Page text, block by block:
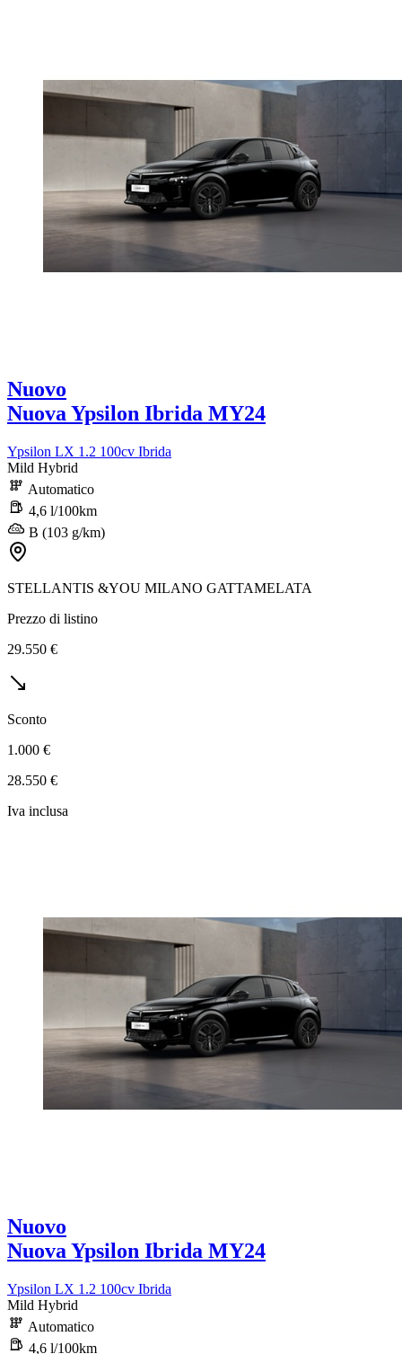
Nuovo
Nuova Ypsilon Ibrida MY24
Ypsilon LX 1.2 100cv Ibrida
Mild Hybrid
Automatico
4,6 l/100km
B (103 g/km)
STELLANTIS &YOU MILANO GATTAMELATA
Prezzo di listino
29.550 €
Sconto
1.000 €
28.550 €
Iva inclusa
Nuovo
Nuova Ypsilon Ibrida MY24
Ypsilon LX 1.2 100cv Ibrida
Mild Hybrid
Automatico
4,6 l/100km